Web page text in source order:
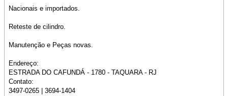
Nacionais e importados.
Reteste de cilindro.
Manutenção e Peças novas.
Endereço:
ESTRADA DO CAFUNDÁ - 1780 - TAQUARA - RJ
Contato:
3497-0265 | 3694-1404